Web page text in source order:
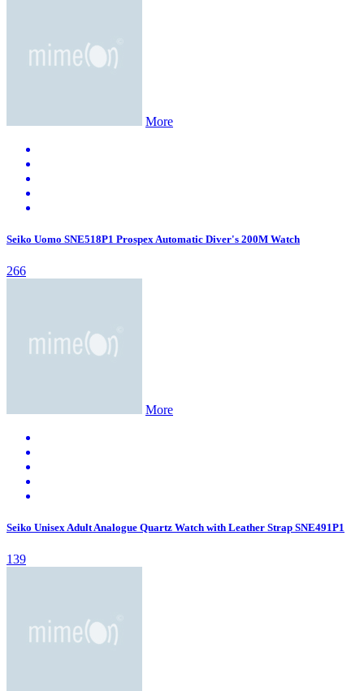
More
Seiko Uomo SNE518P1 Prospex Automatic Diver's 200M Watch
266
More
Seiko Unisex Adult Analogue Quartz Watch with Leather Strap SNE491P1
139